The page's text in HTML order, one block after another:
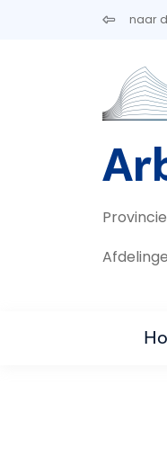
Overslaan en naar denaar